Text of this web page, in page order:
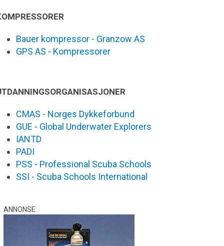
Bauer kompressor - Granzow AS
GPS AS - Kompressorer
CMAS - Norges Dykkeforbund
GUE - Global Underwater Explorers
IANTD
PADI
PSS - Professional Scuba Schools
SSI - Scuba Schools International
ANNONSE: